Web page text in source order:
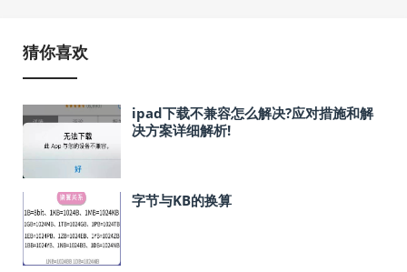
猜你喜欢
ipad下载不兼容怎么解决?应对措施和解
决方案详细解析!
字节与KB的换算